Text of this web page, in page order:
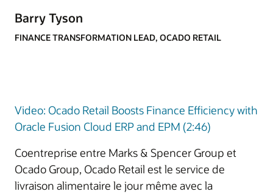
Barry Tyson
FINANCE TRANSFORMATION LEAD, OCADO RETAIL
Video: Ocado Retail Boosts Finance Efficiency with
Oracle Fusion Cloud ERP and EPM (2:46)
Coentreprise entre Marks & Spencer Group et
Ocado Group, Ocado Retail est le service de
livraison alimentaire le jour même avec la